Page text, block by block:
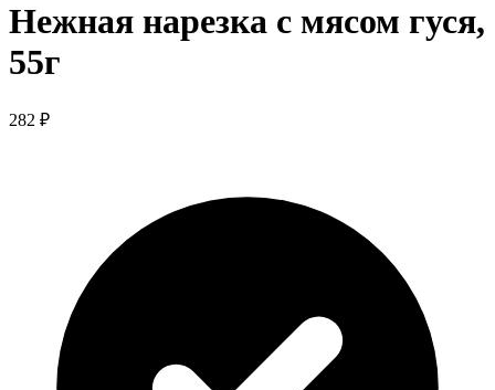
Нежная нарезка с мясом гуся,
55г
282 ₽